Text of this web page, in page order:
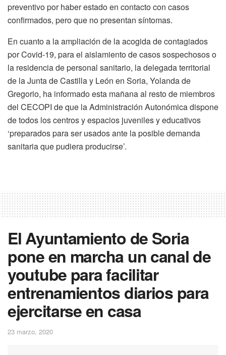
preventivo por haber estado en contacto con casos
confirmados, pero que no presentan síntomas.
En cuanto a la ampliación de la acogida de contagiados
por Covid-19, para el aislamiento de casos sospechosos o
la residencia de personal sanitario, la delegada territorial
de la Junta de Castilla y León en Soria, Yolanda de
Gregorio, ha informado esta mañana al resto de miembros
del CECOPI de que la Administración Autonómica dispone
de todos los centros y espacios juveniles y educativos
‘preparados para ser usados ante la posible demanda
sanitaria que pudiera producirse’.
El Ayuntamiento de Soria
pone en marcha un canal de
youtube para facilitar
entrenamientos diarios para
ejercitarse en casa
23 marzo, 2020